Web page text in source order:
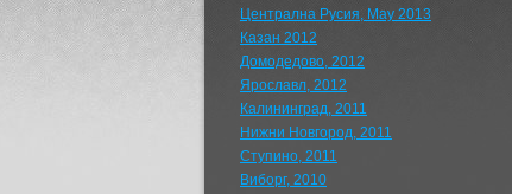
Централна Русия, May 2013
Казан 2012
Домодедово, 2012
Ярославл, 2012
Калининград, 2011
Нижни Новгород, 2011
Ступино, 2011
Виборг, 2010